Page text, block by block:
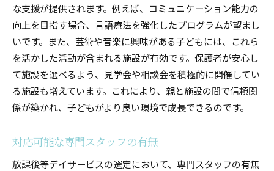
な支援が提供されます。例えば、コミュニケーション能力の
向上を目指す場合、言語療法を強化したプログラムが望まし
いです。また、芸術や音楽に興味がある子どもには、これら
を活かした活動が含まれる施設が有効です。保護者が安心し
て施設を選べるよう、見学会や相談会を積極的に開催してい
る施設も増えています。これにより、親と施設の間で信頼関
係が築かれ、子どもがより良い環境で成長できるのです。
対応可能な専門スタッフの有無
放課後等デイサービスの選定において、専門スタッフの有無